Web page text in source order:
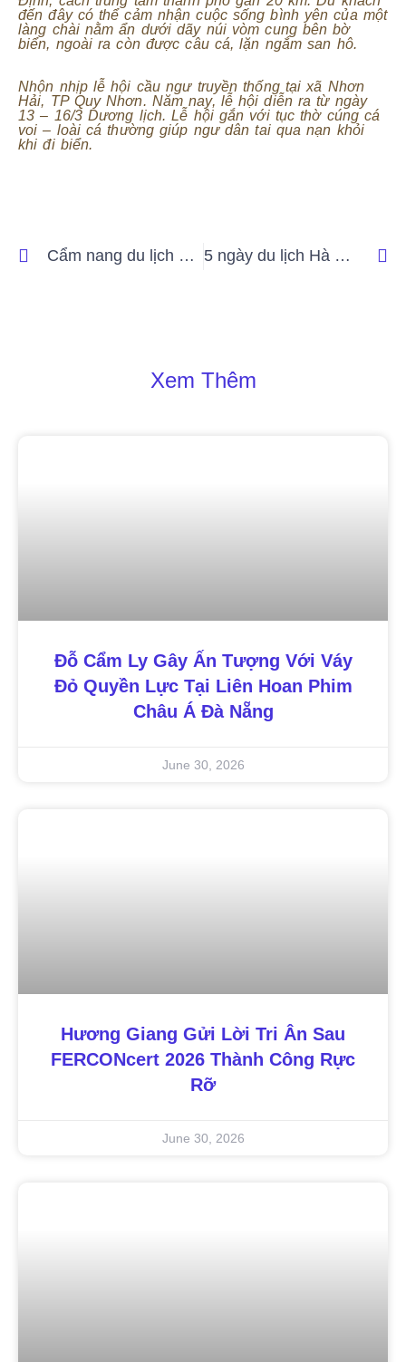
đến đây có thể cảm nhận cuộc sống bình yên của một
làng chài nằm ẩn dưới dãy núi vòm cung bên bờ
biển, ngoài ra còn được câu cá, lặn ngắm san hô.
Nhộn nhịp lễ hội cầu ngư truyền thống tại xã Nhơn
Hải, TP Quy Nhơn. Năm nay, lễ hội diễn ra từ ngày
13 – 16/3 Dương lịch. Lễ hội gắn với tục thờ cúng cá
voi – loài cá thường giúp ngư dân tai qua nạn khỏi
khi đi biển.
Cẩm nang du lịch Ninh Thuận từ A – Z 5 ngày du lịch Hà GIang lang thang khám phá
Xem Thêm
Đỗ Cẩm Ly Gây Ấn Tượng Với Váy
Đỏ Quyền Lực Tại Liên Hoan Phim
Châu Á Đà Nẵng
June 30, 2026
Hương Giang Gửi Lời Tri Ân Sau
FERCONcert 2026 Thành Công Rực
Rỡ
June 30, 2026